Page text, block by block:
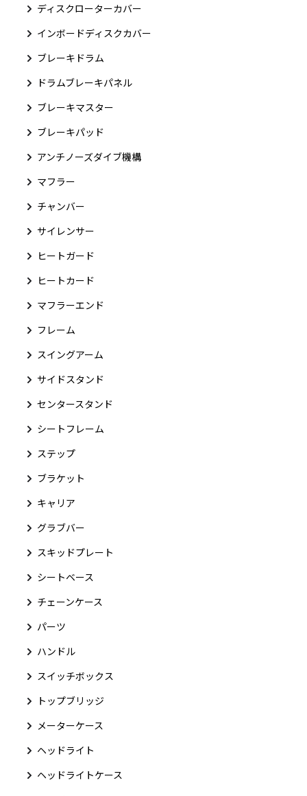
ディスクローターカバー
インボードディスクカバー
ブレーキドラム
ドラムブレーキパネル
ブレーキマスター
ブレーキパッド
アンチノーズダイブ機構
マフラー
チャンバー
サイレンサー
ヒートガード
ヒートカード
マフラーエンド
フレーム
スイングアーム
サイドスタンド
センタースタンド
シートフレーム
ステップ
ブラケット
キャリア
グラブバー
スキッドプレート
シートベース
チェーンケース
パーツ
ハンドル
スイッチボックス
トップブリッジ
メーターケース
ヘッドライト
ヘッドライトケース